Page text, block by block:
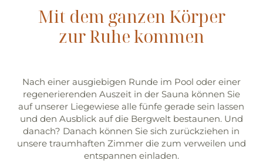
Mit dem ganzen Körper
zur Ruhe kommen
Nach einer ausgiebigen Runde im Pool oder einer
regenerierenden Auszeit in der Sauna können Sie
auf unserer Liegewiese alle fünfe gerade sein lassen
und den Ausblick auf die Bergwelt bestaunen. Und
danach? Danach können Sie sich zurückziehen in
unsere traumhaften Zimmer die zum verweilen und
entspannen einladen.